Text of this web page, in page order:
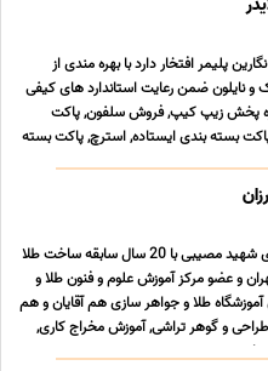
پلیمر افتخار دارد با بهره مندی از
و نایلون ضمن رعایت استاندارد های کیفی
پخش زیپ کیپ, فروش سلفون, پاکت
بسته بندی ایستاده, استرچ, پاکت بسته
بندی ... ...
آموزشگاه طلا و جواهرسازی شهید مصیبی با 20 سال سابقه ساخت طلا
و عضو مرکز آموزش علوم و فنون طلا و
طلا و جواهر سازى هم آقایان و هم
طراحى و گوهر تراشی, آموزش مخراج کاری,
سازی ... ...